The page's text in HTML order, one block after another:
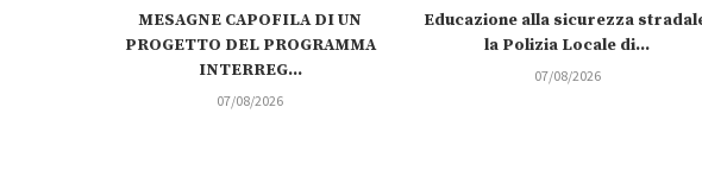
MESAGNE CAPOFILA DI UN
PROGETTO DEL PROGRAMMA
INTERREG...
07/08/2026
Educazione alla sicurezza
la Polizia Locale di...
07/08/2026